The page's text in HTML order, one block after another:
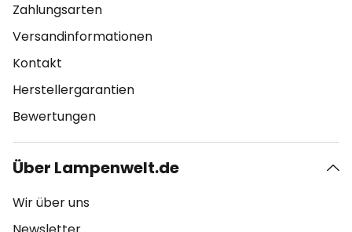
Zahlungsarten
Versandinformationen
Kontakt
Herstellergarantien
Bewertungen
Über Lampenwelt.de
Wir über uns